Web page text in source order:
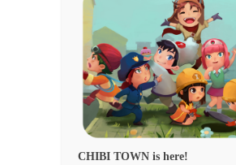
CHIBI TOWN is here!